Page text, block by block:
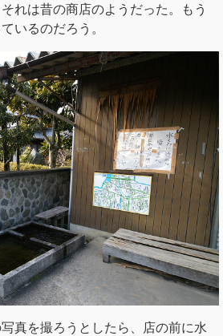
れは昔の商店のようだった。もう
いるのだろう。
真を撮ろうとしたら、店の前に水